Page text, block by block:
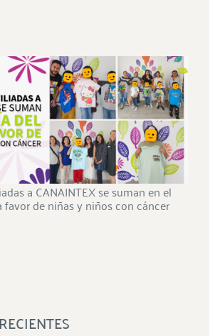
a CANAINTEX se suman en el
favor de niñas y niños con cáncer